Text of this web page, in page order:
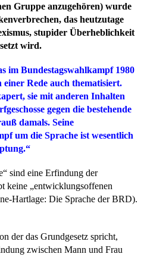
Gruppe anzugehören) wurde
das heutzutage
stupider Überheblichkeit
wird.
im Bundestagswahlkampf 1980
Rede auch thematisiert.
sie mit anderen Inhalten
gegen die bestehende
damals. Seine
um die Sprache ist wesentlich
sind eine Erfindung der
keine „entwicklungsoffenen
Hartlage: Die Sprache der BRD).
der das Grundgesetz spricht,
zwischen Mann und Frau